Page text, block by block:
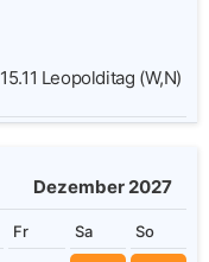
15.11 Leopolditag (W,N)
Dezember 2027
Fr Sa So